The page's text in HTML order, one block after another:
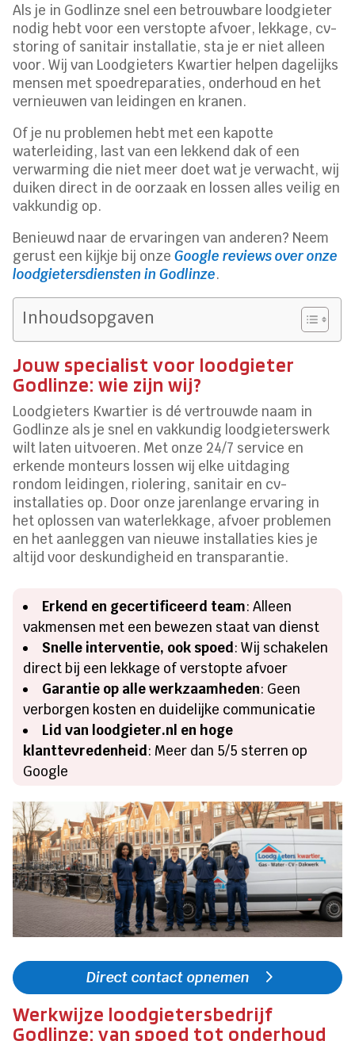
Als je in Godlinze snel een betrouwbare loodgieter
nodig hebt voor een verstopte afvoer, lekkage, cv-
storing of sanitair installatie, sta je er niet alleen
voor. Wij van Loodgieters Kwartier helpen dagelijks
mensen met spoedreparaties, onderhoud en het
vernieuwen van leidingen en kranen.
Of je nu problemen hebt met een kapotte
waterleiding, last van een lekkend dak of een
verwarming die niet meer doet wat je verwacht, wij
duiken direct in de oorzaak en lossen alles veilig en
vakkundig op.
Benieuwd naar de ervaringen van anderen? Neem
gerust een kijkje bij onzeGoogle reviews over onze
loodgietersdiensten in Godlinze.
Inhoudsopgaven
Jouw specialist voor loodgieter
Godlinze: wie zijn wij?
Loodgieters Kwartier is dé vertrouwde naam in
Godlinze als je snel en vakkundig loodgieterswerk
wilt laten uitvoeren. Met onze 24/7 service en
erkende monteurs lossen wij elke uitdaging
rondom leidingen, riolering, sanitair en cv-
installaties op. Door onze jarenlange ervaring in
het oplossen van waterlekkage, afvoer problemen
en het aanleggen van nieuwe installaties kies je
altijd voor deskundigheid en transparantie.
Erkend en gecertificeerd team: Alleen
vakmensen met een bewezen staat van dienst
Snelle interventie, ook spoed: Wij schakelen
direct bij een lekkage of verstopte afvoer
Garantie op alle werkzaamheden: Geen
verborgen kosten en duidelijke communicatie
Lid van loodgieter.nl en hoge
klanttevredenheid: Meer dan 5/5 sterren op
Google
Direct contact opnemen
Werkwijze loodgietersbedrijf
Godlinze: van spoed tot onderhoud